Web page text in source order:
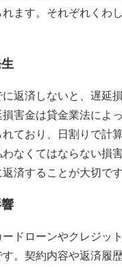
ます。それぞれくわ
に返済しないと、遅延
害金は貸金業法によ
れており、日割りで計
なくてはならない損
済することが大切です
ドローンやクレジッ
。契約内容や返済履